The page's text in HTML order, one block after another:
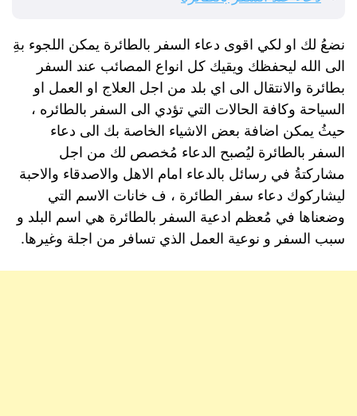
‏نضعُ لك او لكي اقوى دعاء السفر بالطائرة يمكن اللجوء بةِ
الى الله ليحفظك ويقيك كل انواع المصائب عند السفر
بطائرة والانتقال الى اي بلد من اجل العلاج او العمل او
السياحة وكافة الحالات التي تؤدي الى السفر بالطائره ،
حيثُ يمكن اضافة بعض الاشياء الخاصة بك الى دعاء
السفر بالطائرة ليُصبح الدعاء مُخصص لك من اجل
مشاركتةُ في رسائل بالدعاء امام الاهل والاصدقاء والاحبة
ليشاركوك دعاء سفر الطائرة ، ف خانات الاسم التي
وضعناها في مُعظم ادعية السفر بالطائرة هي اسم البلد و
سبب السفر و نوعية العمل الذي تسافر من اجلة وغيرها.